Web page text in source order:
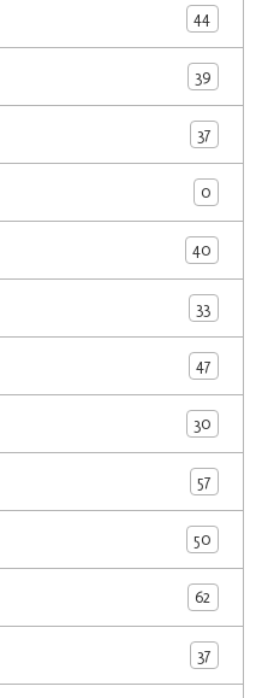
44
39
37
0
40
33
47
30
57
50
62
37